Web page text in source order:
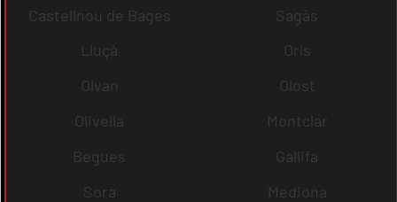
Castellnou de Bages
Sagàs
Lluçà
Orís
Olvan
Olost
Olivella
Montclar
Begues
Gallifa
Sora
Mediona